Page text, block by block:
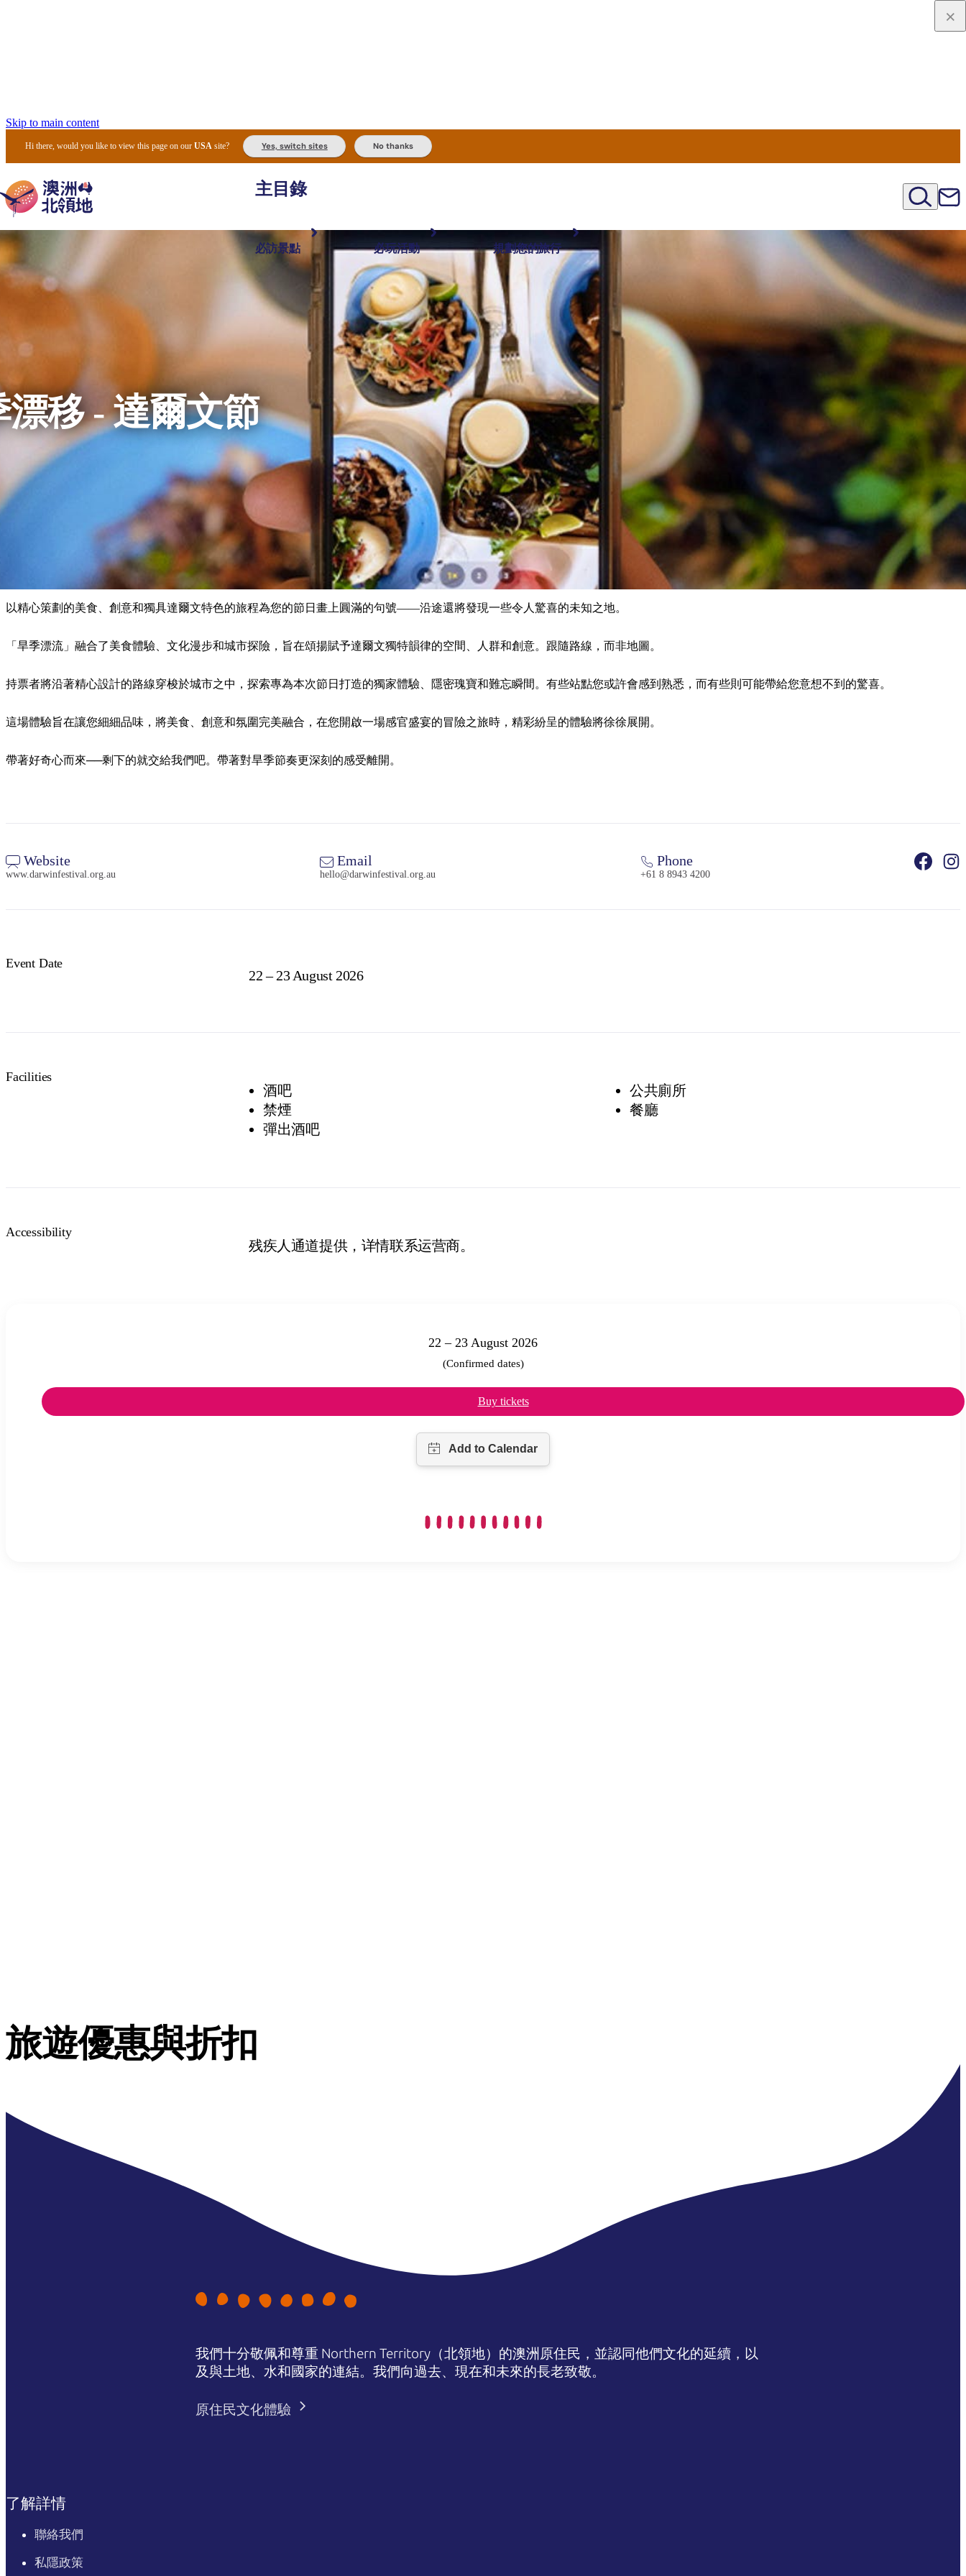
Skip to main content
Hi there, would you like to view this page on ourUSA site? Yes, switch sites No thanks
主目錄
必訪景點
最受歡迎目的地 內陸和戶外 按地區探索
必玩活動
體驗 旅客類型 推薦榜單
規劃您的旅行
規劃和預訂 實用資訊 規劃工具
搜尋:
漂移 - 達爾文節
以精心策劃的美食、創意和獨具達爾文特色的旅程為您的節日畫上圓滿的句號——沿途還將發現一些令人驚喜的未知之地。
「旱季漂流」融合了美食體驗、文化漫步和城市探險，旨在頌揚賦予達爾文獨特韻律的空間、人群和創意。跟隨路線，而非地圖。
持票者將沿著精心設計的路線穿梭於城市之中，探索專為本次節日打造的獨家體驗、隱密瑰寶和難忘瞬間。有些站點您或許會感到熟悉，而有些則可能帶給您意想不到的驚喜。
這場體驗旨在讓您細細品味，將美食、創意和氛圍完美融合，在您開啟一場感官盛宴的冒險之旅時，精彩紛呈的體驗將徐徐展開。
帶著好奇心而來──剩下的就交給我們吧。帶著對旱季節奏更深刻的感受離開。
Website
www.darwinfestival.org.au
Email
hello@darwinfestival.org.au
Phone
+61 8 8943 4200
Event Date
22 – 23 August 2026
Facilities
酒吧
禁煙
彈出酒吧
公共廁所
餐廳
Accessibility
残疾人通道提供，详情联系运营商。
22 – 23 August 2026
(Confirmed dates)
Buy tickets
旅遊優惠與折扣
我們十分敬佩和尊重 Northern Territory（北領地）的澳洲原住民，並認同他們文化的延續，以
及與土地、水和國家的連結。我們向過去、現在和未來的長老致敬。
原住民文化體驗
了解詳情
聯絡我們
私隱政策